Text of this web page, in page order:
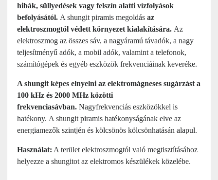
hibák, süllyedések vagy felszín alatti vízfolyások
befolyásától. A shungit piramis megoldás az
elektroszmogtól védett környezet kialakítására. Az
elektroszmog az összes sáv, a nagyáramú távadók, a nagy
teljesítményű adók, a mobil adók, valamint a telefonok,
számítógépek és egyéb eszközök frekvenciáinak keveréke.
A shungit képes elnyelni az elektromágneses sugárzást a
100 kHz és 2000 MHz közötti
frekvenciasávban. Nagyfrekvenciás eszközökkel is
hatékony. A shungit piramis hatékonyságának elve az
energiamezők szintjén és kölcsönös kölcsönhatásán alapul.
Használat: A terület elektroszmogtól való megtisztításához
helyezze a shungitot az elektromos készülékek közelébe.